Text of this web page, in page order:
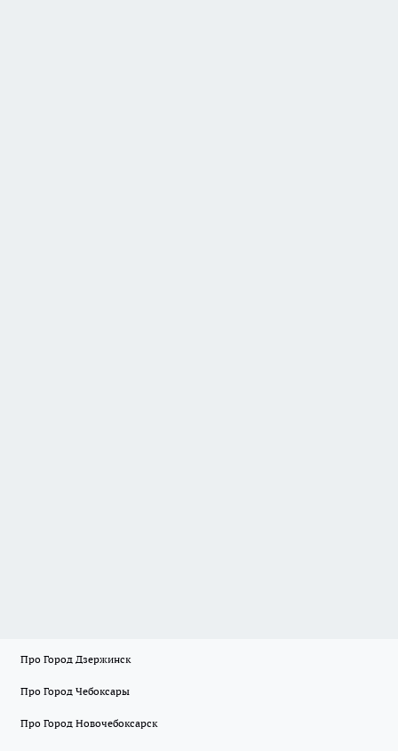
Про Город Дзержинск
Про Город Чебоксары
Про Город Новочебоксарск